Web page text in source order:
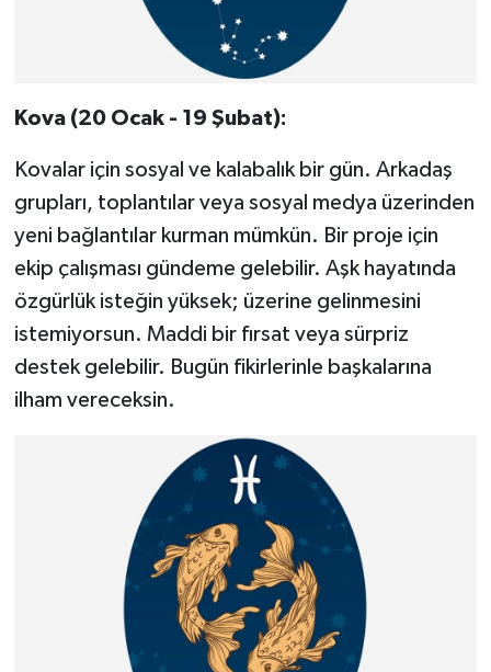
Kova (20 Ocak - 19 Şubat):
Kovalar için sosyal ve kalabalık bir gün. Arkadaş
grupları, toplantılar veya sosyal medya üzerinden
yeni bağlantılar kurman mümkün. Bir proje için
ekip çalışması gündeme gelebilir. Aşk hayatında
özgürlük isteğin yüksek; üzerine gelinmesini
istemiyorsun. Maddi bir fırsat veya sürpriz
destek gelebilir. Bugün fikirlerinle başkalarına
ilham vereceksin.